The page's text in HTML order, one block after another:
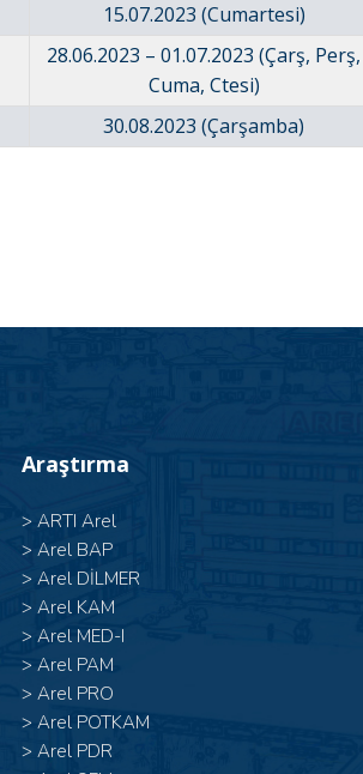
15.07.2023 (Cumartesi)
28.06.2023 – 01.07.2023 (Çarş, Perş,
Cuma, Ctesi)
30.08.2023 (Çarşamba)
Araştırma
> ARTI Arel
> Arel BAP
> Arel DİLMER
> Arel KAM
> Arel MED-I
> Arel PAM
> Arel PRO
> Arel POTKAM
> Arel PDR